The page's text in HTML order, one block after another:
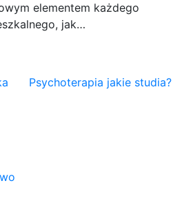
elementem każdego
jak…
Psychoterapia jakie studia?